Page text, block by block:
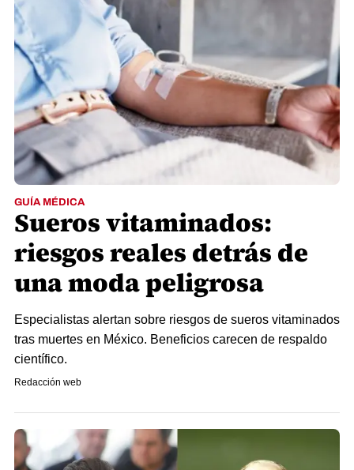
GUÍA MÉDICA
Sueros vitaminados:
riesgos reales detrás de
una moda peligrosa
Especialistas alertan sobre riesgos de sueros vitaminados
tras muertes en México. Beneficios carecen de respaldo
científico.
Redacción web